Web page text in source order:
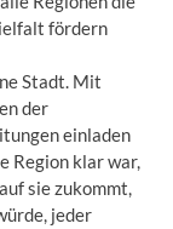
fördern
Stadt. Mit
der
einladen
Region klar war,
sie zukommt,
jeder